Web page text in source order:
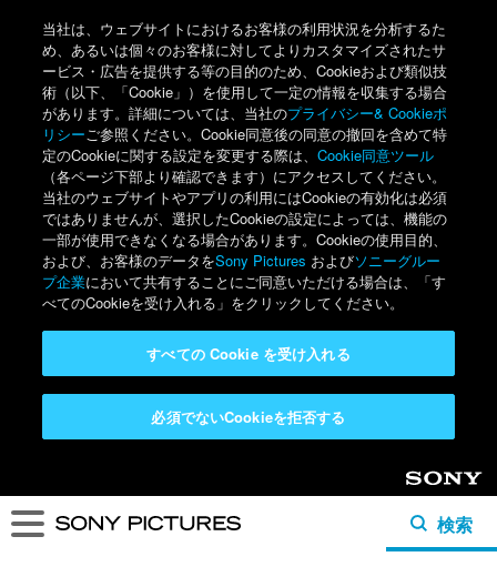
当社は、ウェブサイトにおけるお客様の利用状況を分析するた
め、あるいは個々のお客様に対してよりカスタマイズされたサ
ービス・広告を提供する等の目的のため、Cookieおよび類似技
術（以下、「Cookie」）を使用して一定の情報を収集する場合
があります。詳細については、当社のプライバシー& Cookieポ
リシーご参照ください。Cookie同意後の同意の撤回を含めて特
定のCookieに関する設定を変更する際は、Cookie同意ツール
（各ページ下部より確認できます）にアクセスしてください。
当社のウェブサイトやアプリの利用にはCookieの有効化は必須
ではありませんが、選択したCookieの設定によっては、機能の
一部が使用できなくなる場合があります。Cookieの使用目的、
および、お客様のデータをSony Pictures およびソニーグルー
プ企業において共有することにご同意いただける場合は、「す
べてのCookieを受け入れる」をクリックしてください。
必須でないCookieを拒否する
すべての Cookie を受け入れる
Sony
検索